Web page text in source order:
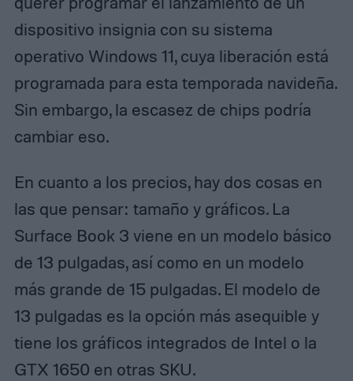
dispositivo insignia con su sistema
operativo Windows 11, cuya liberación está
programada para esta temporada navideña.
Sin embargo, la escasez de chips podría
cambiar eso.
En cuanto a los precios, hay dos cosas en
las que pensar: tamaño y gráficos. La
Surface Book 3 viene en un modelo básico
de 13 pulgadas, así como en un modelo
más grande de 15 pulgadas. El modelo de
13 pulgadas es la opción más asequible y
tiene los gráficos integrados de Intel o la
GTX 1650 en otras SKU.